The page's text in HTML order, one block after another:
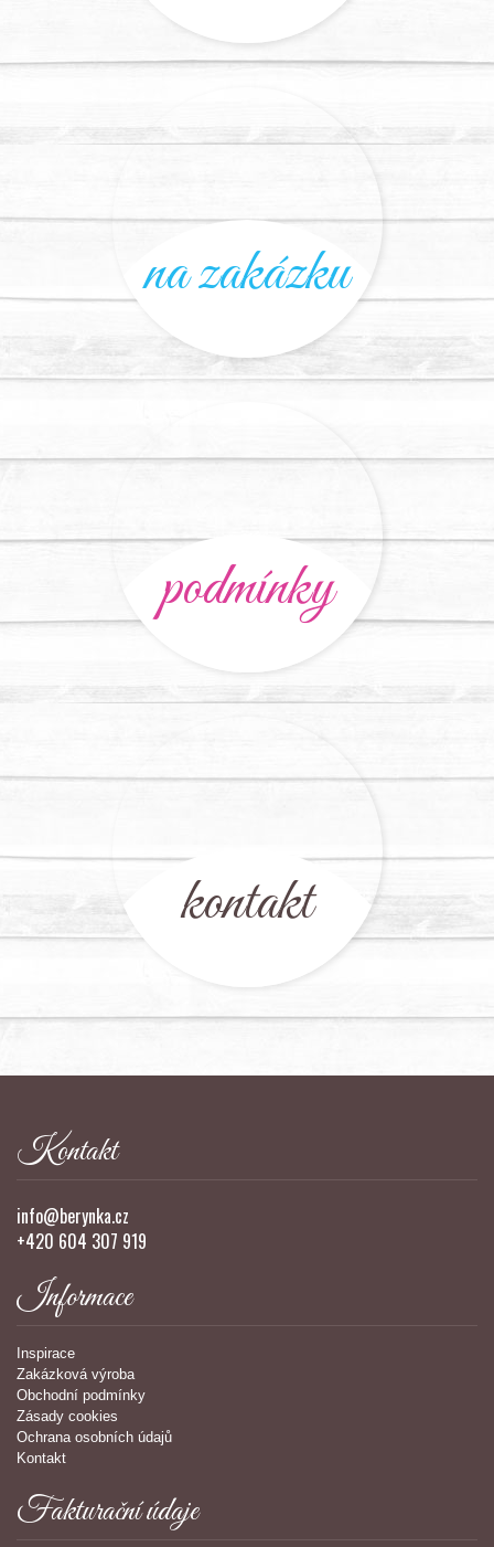
na zakázku
podmínky
kontakt
Kontakt
info@berynka.cz
+420 604 307 919
Informace
Inspirace
Zakázková výroba
Obchodní podmínky
Zásady cookies
Ochrana osobních údajů
Kontakt
Fakturační údaje